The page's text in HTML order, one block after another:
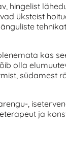
hingelist
üksteist
kas
olla
südamest
,
ja